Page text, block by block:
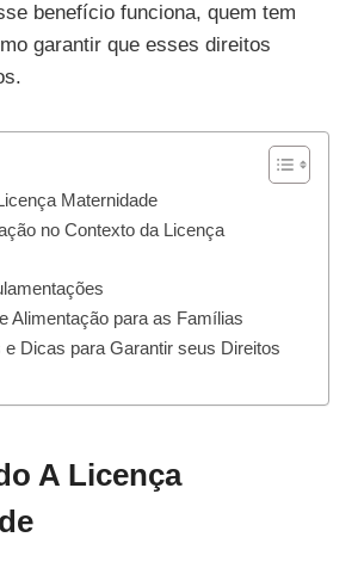
benefício funciona, quem tem
garantir que esses direitos
Maternidade
no Contexto da Licença
Alimentação para as Famílias
e Dicas para Garantir seus Direitos
A Licença